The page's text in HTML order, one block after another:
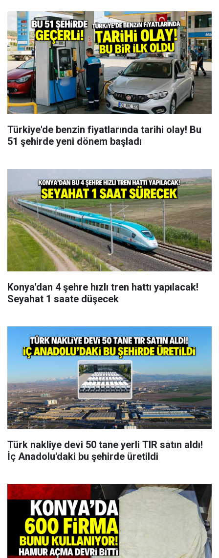
Türkiye'de benzin fiyatlarında tarihi olay! Bu
51 şehirde yeni dönem başladı
Konya'dan 4 şehre hızlı tren hattı yapılacak!
Seyahat 1 saate düşecek
Türk nakliye devi 50 tane yerli TIR satın aldı!
İç Anadolu'daki bu şehirde üretildi